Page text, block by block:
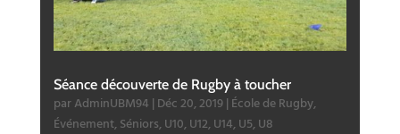
Séance découverte de Rugby à toucher
parAdminUBM94 | Déc 20, 2019| École de Rugby,
Événement,Séniors,U10,U12,U14,U5,U8